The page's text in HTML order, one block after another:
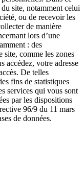
site, notamment celui
ou de recevoir les
de manière
lors d’une
: des
site, comme les zones
accédez, votre adresse
De telles
fins de statistiques
services qui vous sont
par les dispositions
96/9 du 11 mars
de données.